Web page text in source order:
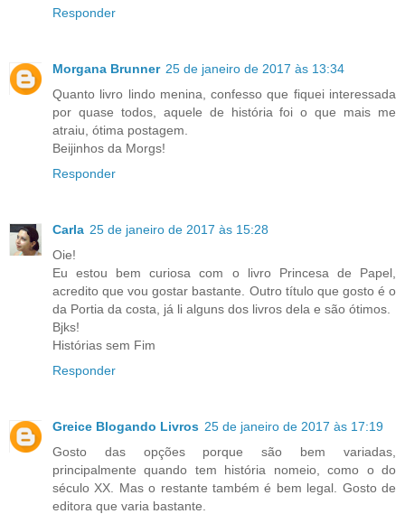
Responder
Morgana Brunner 25 de janeiro de 2017 às 13:34
Quanto livro lindo menina, confesso que fiquei interessada
por quase todos, aquele de história foi o que mais me
atraiu, ótima postagem.
Beijinhos da Morgs!
Responder
Carla 25 de janeiro de 2017 às 15:28
Oie!
Eu estou bem curiosa com o livro Princesa de Papel,
acredito que vou gostar bastante. Outro título que gosto é o
da Portia da costa, já li alguns dos livros dela e são ótimos.
Bjks!
Histórias sem Fim
Responder
Greice Blogando Livros 25 de janeiro de 2017 às 17:19
Gosto das opções porque são bem variadas,
principalmente quando tem história nomeio, como o do
século XX. Mas o restante também é bem legal. Gosto de
editora que varia bastante.